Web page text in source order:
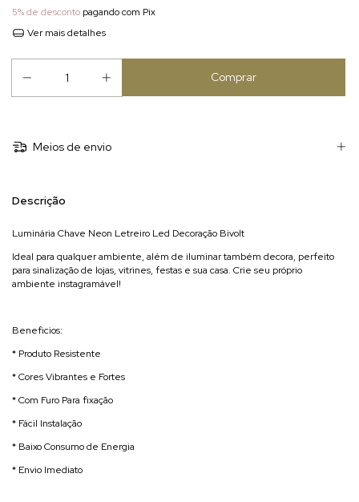
5% de desconto pagando com Pix
Ver mais detalhes
Meios de envio
Descrição
Luminária Chave Neon Letreiro Led Decoração Bivolt
Ideal para qualquer ambiente, além de iluminar também decora, perfeito
para sinalização de lojas, vitrines, festas e sua casa. Crie seu próprio
ambiente instagramável!
Beneficios:
* Produto Resistente
* Cores Vibrantes e Fortes
* Com Furo Para fixação
* Fácil Instalação
* Baixo Consumo de Energia
* Envio Imediato